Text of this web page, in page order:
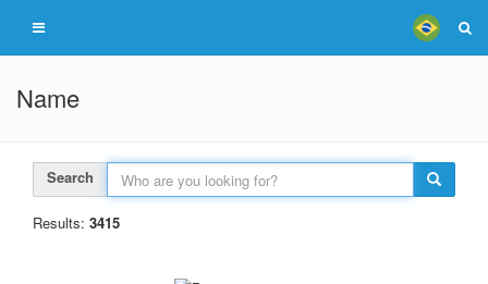
Name
Search
Results: 3415